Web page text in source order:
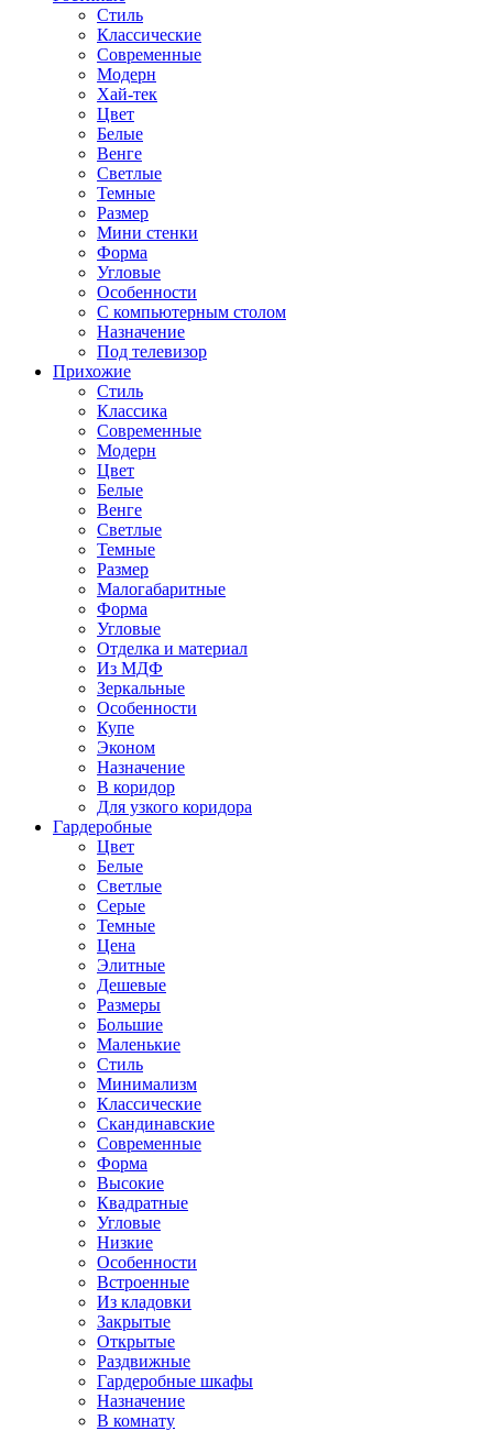
Стиль
Классические
Современные
Модерн
Хай-тек
Цвет
Белые
Венге
Светлые
Темные
Размер
Мини стенки
Форма
Угловые
Особенности
С компьютерным столом
Назначение
Под телевизор
Прихожие
Стиль
Классика
Современные
Модерн
Цвет
Белые
Венге
Светлые
Темные
Размер
Малогабаритные
Форма
Угловые
Отделка и материал
Из МДФ
Зеркальные
Особенности
Купе
Эконом
Назначение
В коридор
Для узкого коридора
Гардеробные
Цвет
Белые
Светлые
Серые
Темные
Цена
Элитные
Дешевые
Размеры
Большие
Маленькие
Стиль
Минимализм
Классические
Скандинавские
Современные
Форма
Высокие
Квадратные
Угловые
Низкие
Особенности
Встроенные
Из кладовки
Закрытые
Открытые
Раздвижные
Гардеробные шкафы
Назначение
В комнату